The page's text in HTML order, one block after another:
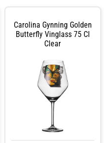
Carolina Gynning Golden
Butterfly Vinglass 75 Cl
Clear